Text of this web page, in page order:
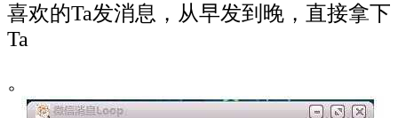
喜欢的Ta发消息，从早发到晚，直接拿下
Ta
。